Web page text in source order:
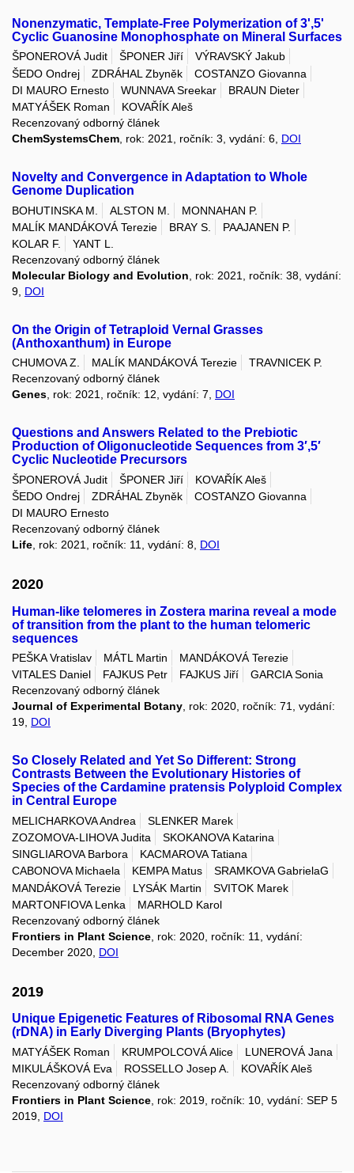
Nonenzymatic, Template-Free Polymerization of 3',5'
Cyclic Guanosine Monophosphate on Mineral Surfaces
ŠPONEROVÁ Judit ŠPONER Jiří
VÝRAVSKÝ Jakub
ŠEDO Ondrej
ZDRÁHAL Zbyněk
COSTANZO Giovanna
DI MAURO Ernesto
WUNNAVA Sreekar
BRAUN Dieter
MATYÁŠEK Roman
KOVAŘÍK Aleš
Recenzovaný odborný článek
ChemSystemsChem, rok: 2021, ročník: 3, vydání: 6, DOI
Novelty and Convergence in Adaptation to Whole
Genome Duplication
BOHUTINSKA M. ALSTON M.
MONNAHAN P.
MALÍK MANDÁKOVÁ Terezie
BRAY S.
PAAJANEN P.
KOLAR F.
YANT L.
Recenzovaný odborný článek
Molecular Biology and Evolution , rok: 2021, ročník: 38, vydání:
9, DOI
On the Origin of Tetraploid Vernal Grasses
(Anthoxanthum) in Europe
CHUMOVA Z. MALÍK MANDÁKOVÁ Terezie
TRAVNICEK P.
Recenzovaný odborný článek
Genes, rok: 2021, ročník: 12, vydání: 7, DOI
Questions and Answers Related to the Prebiotic
Production of Oligonucleotide Sequences from 3′,5′
Cyclic Nucleotide Precursors
ŠPONEROVÁ Judit ŠPONER Jiří
KOVAŘÍK Aleš
ŠEDO Ondrej
ZDRÁHAL Zbyněk
COSTANZO Giovanna
DI MAURO Ernesto
Recenzovaný odborný článek
Life, rok: 2021, ročník: 11, vydání: 8, DOI
2020
Human-like telomeres in Zostera marina reveal a mode
of transition from the plant to the human telomeric
sequences
PEŠKA Vratislav MÁTL Martin
MANDÁKOVÁ Terezie
VITALES Daniel
FAJKUS Petr FAJKUS Jiří
GARCIA Sonia
Recenzovaný odborný článek
Journal of Experimental Botany, rok: 2020, ročník: 71, vydání:
19, DOI
So Closely Related and Yet So Different: Strong
Contrasts Between the Evolutionary Histories of
Species of the Cardamine pratensis Polyploid Complex
in Central Europe
MELICHARKOVA Andrea
SLENKER Marek
ZOZOMOVA-LIHOVA Judita
SKOKANOVA Katarina
SINGLIAROVA Barbora
KACMAROVA Tatiana
CABONOVA Michaela
KEMPA Matus
SRAMKOVA GabrielaG
MANDÁKOVÁ Terezie
LYSÁK Martin
SVITOK Marek
MARTONFIOVA Lenka
MARHOLD Karol
Recenzovaný odborný článek
Frontiers in Plant Science , rok: 2020, ročník: 11, vydání:
December 2020, DOI
2019
Unique Epigenetic Features of Ribosomal RNA Genes
(rDNA) in Early Diverging Plants (Bryophytes)
MATYÁŠEK Roman KRUMPOLCOVÁ Alice
LUNEROVÁ Jana
MIKULÁŠKOVÁ Eva
ROSSELLO Josep A.
KOVAŘÍK Aleš
Recenzovaný odborný článek
Frontiers in Plant Science , rok: 2019, ročník: 10, vydání: SEP 5
2019, DOI